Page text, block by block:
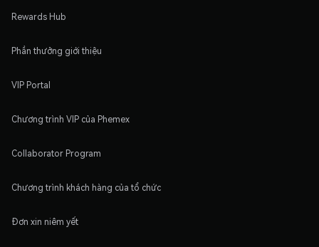
Rewards Hub
Phần thưởng giới thiệu
VIP Portal
Chương trình VIP của Phemex
Collaborator Program
Chương trình khách hàng của tổ chức
Đơn xin niêm yết